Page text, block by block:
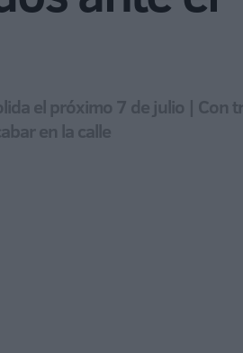
el próximo 7 de julio | Con
en la calle